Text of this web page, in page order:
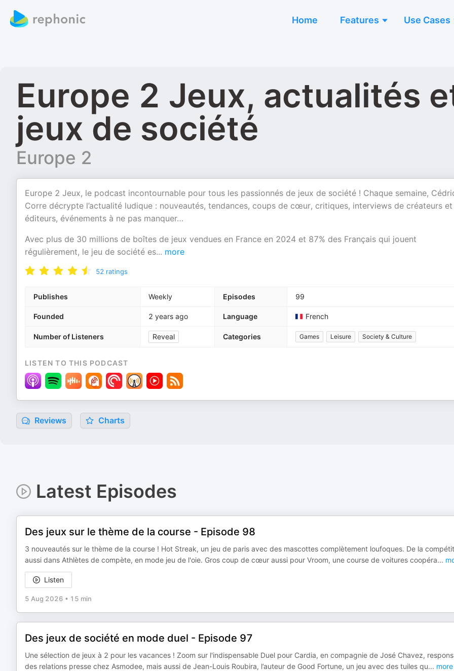
Home Features Use Cases
Europe 2 Jeux, actualités
jeux de société
Europe 2
Europe 2 Jeux, le podcast incontournable pour tous les passionnés de jeux de société ! Chaque semaine,
Corre décrypte l’actualité ludique : nouveautés, tendances, coups de cœur, critiques, interviews de créateurs et
éditeurs, événements à ne pas manquer…
Avec plus de 30 millions de boîtes de jeux vendues en France en 2024 et 87% des Français qui jouent
régulièrement, le jeu de société es... more
52 ratings
Publishes Weekly Episodes 99
Founded 2 years ago Language French
Number of Listeners Reveal Categories Games Leisure Society & Culture
LISTEN TO THIS PODCAST
Reviews Charts
Latest Episodes
Des jeux sur le thème de la course - Episode 98
3 nouveautés sur le thème de la course ! Hot Streak, un jeu de paris avec des mascottes complètement loufoques. De la
aussi dans Athlètes de compète, en mode jeu de l'oie. Gros coup de cœur aussi pour Vroom, une course de voitures coopéra...
Listen
5 Aug 2026 • 15 min
Des jeux de société en mode duel - Episode 97
Une sélection de jeux à 2 pour les vacances ! Zoom sur l'indispensable Duel pour Cardia, en compagnie de José Chavez,
des relations presse chez Asmodee, mais aussi de Jean-Louis Roubira, l’auteur de Good Fortune, un jeu avec des tuiles qu... more